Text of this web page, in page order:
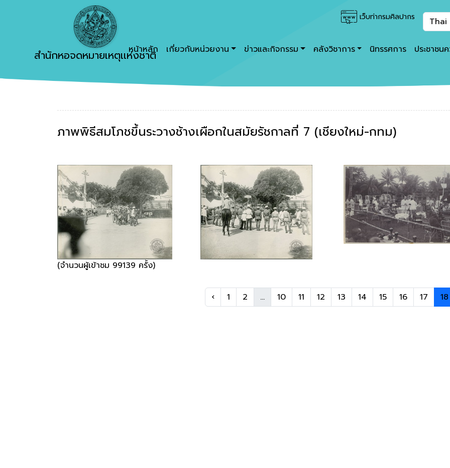
เว็บท่ากรมศิลปากร
สำนักหอจดหมายเหตุเเห่งชาติ
หน้าหลัก เกี่ยวกับหน่วยงาน ข่าวและกิจกรรม คลังวิชาการ นิทรรศการ ประชาชน
ภาพพิธีสมโภชขึ้นระวางช้างเผือกในสมัยรัชกาลที่ 7 (เชียงใหม่-กทม)
(จำนวนผู้เข้าชม 99139 ครั้ง)
‹ 1 2 ... 10 11 12 13 14 15 16 17 18